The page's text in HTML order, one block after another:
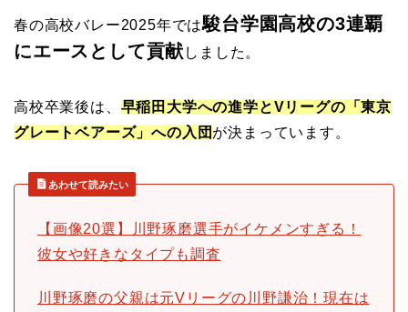
春の高校バレー2025年では駿台学園高校の3連覇
にエースとして貢献 しました。
高校卒業後は、 早稲田大学への進学とVリーグの「東京
グレートベアーズ」への入団 が決まっています。
あわせて読みたい
【画像20選】川野琢磨選手がイケメンすぎる！
彼女や好きなタイプも調査
川野琢磨の父親は元Vリーグの川野謙治！現在は